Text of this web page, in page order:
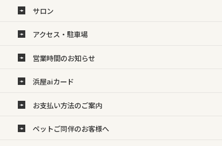
サロン
アクセス・駐車場
営業時間のお知らせ
浜屋aiカード
お支払い方法のご案内
ペットご同伴のお客様へ